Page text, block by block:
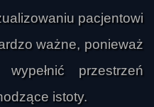
pacjentowi
ważne, ponieważ
przestrzeń
istoty.